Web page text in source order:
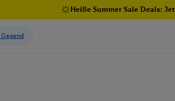
Heiße Summer Sale Deals: